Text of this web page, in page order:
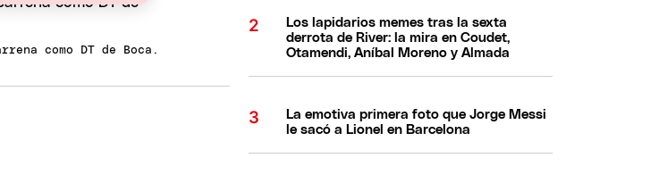
como DT de Boca.
Los lapidarios memes tras la sexta
derrota de River: la mira en Coudet,
Otamendi, Aníbal Moreno y Almada
La emotiva primera foto que Jorge Messi
le sacó a Lionel en Barcelona